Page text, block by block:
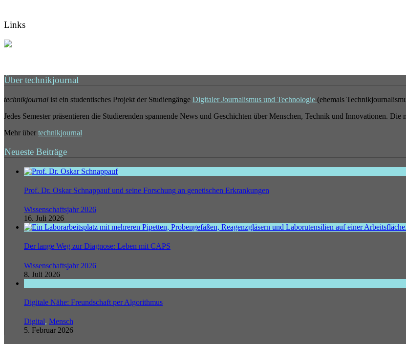
Links
Über technikjournal
technikjournal ist ein studentisches Projekt der Studiengänge Digitaler Journalismus und Technologie (ehemals
Jedes Semester präsentieren die Studierenden spannende News und Geschichten über Menschen, Technik und Innovationen.
Mehr über technikjournal
Neueste Beiträge
Prof. Dr. Oskar Schnappauf und seine Forschung an genetischen Erkrankungen
Wissenschaftsjahr 2026
16. Juli 2026
Der lange Weg zur Diagnose: Leben mit CAPS
Wissenschaftsjahr 2026
8. Juli 2026
Digitale Nähe: Freundschaft per Algorithmus
Digital, Mensch
5. Februar 2026